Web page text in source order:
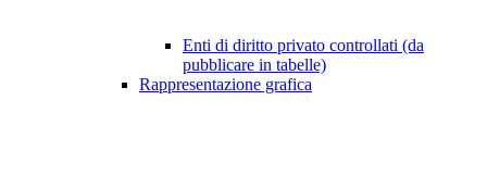
Enti di diritto privato controllati (da
pubblicare in tabelle)
Rappresentazione grafica